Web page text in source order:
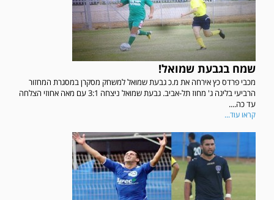
שמח בגבעת שמואל!
מכבי פרדס כץ אירחה את מ.כ גבעת שמואל למשחק מסקרן במסגרת המחזור
הרביעי בליגה ג' מחוז תל-אביב. גבעת שמואל ניצחה 3:1 עם מאה אחוזי הצלחה
עד כה....
קראו עוד...